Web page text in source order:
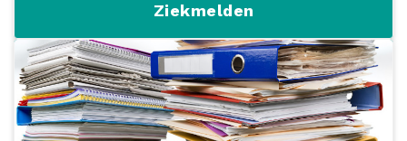
Ziekmelden